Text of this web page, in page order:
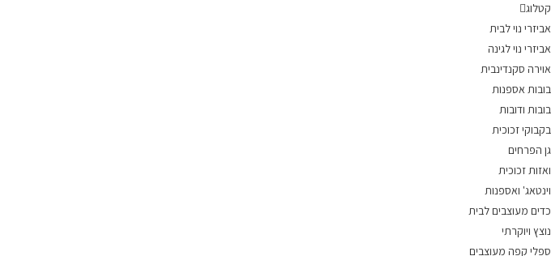
קטלוג
אביזרי נוי לבית
אביזרי נוי לגינה
אוירה סקנדינבית
בובות אספנות
בובות ודובות
בקבוקי זכוכית
גן הפרחים
ואזות זכוכית
וינטאג' ואספנות
כדים מעוצבים לבית
נוצץ ויוקרתי
ספלי קפה מעוצבים